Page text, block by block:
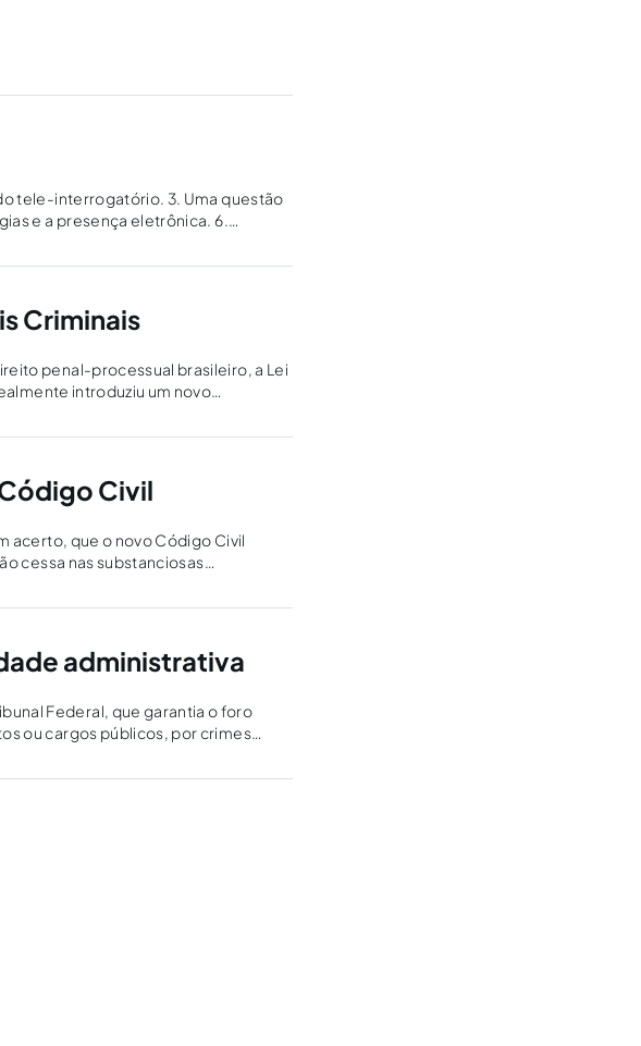
tele-interrogatório. 3. Uma questão
e a presença eletrônica. 6.
Criminais
penal-processual brasileiro, a Lei
introduziu um novo
Civil
acerto, que o novo Código Civil
cessa nas substanciosas
administrativa
Federal, que garantia o foro
ou cargos públicos, por crimes